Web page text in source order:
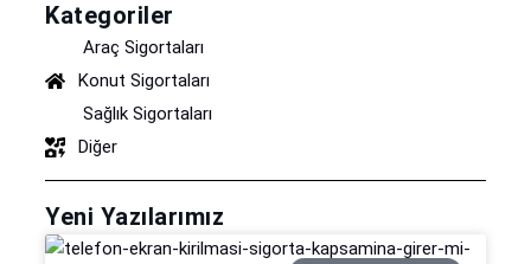
Kategoriler
Araç Sigortaları
Konut Sigortaları
Sağlık Sigortaları
Diğer
Yeni Yazılarımız